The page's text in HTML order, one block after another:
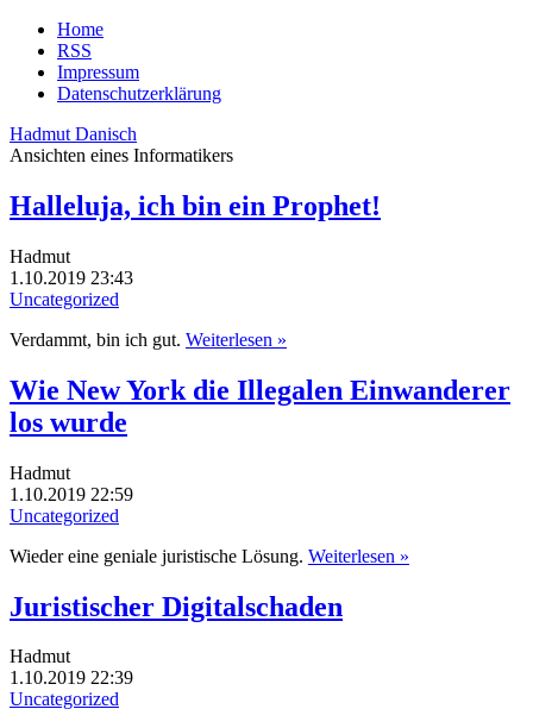
Home
RSS
Impressum
Datenschutzerklärung
Hadmut Danisch
Ansichten eines Informatikers
Halleluja, ich bin ein Prophet!
Hadmut
1.10.2019 23:43
Uncategorized
Verdammt, bin ich gut. Weiterlesen »
Wie New York die Illegalen Einwanderer
los wurde
Hadmut
1.10.2019 22:59
Uncategorized
Wieder eine geniale juristische Lösung. Weiterlesen »
Juristischer Digitalschaden
Hadmut
1.10.2019 22:39
Uncategorized